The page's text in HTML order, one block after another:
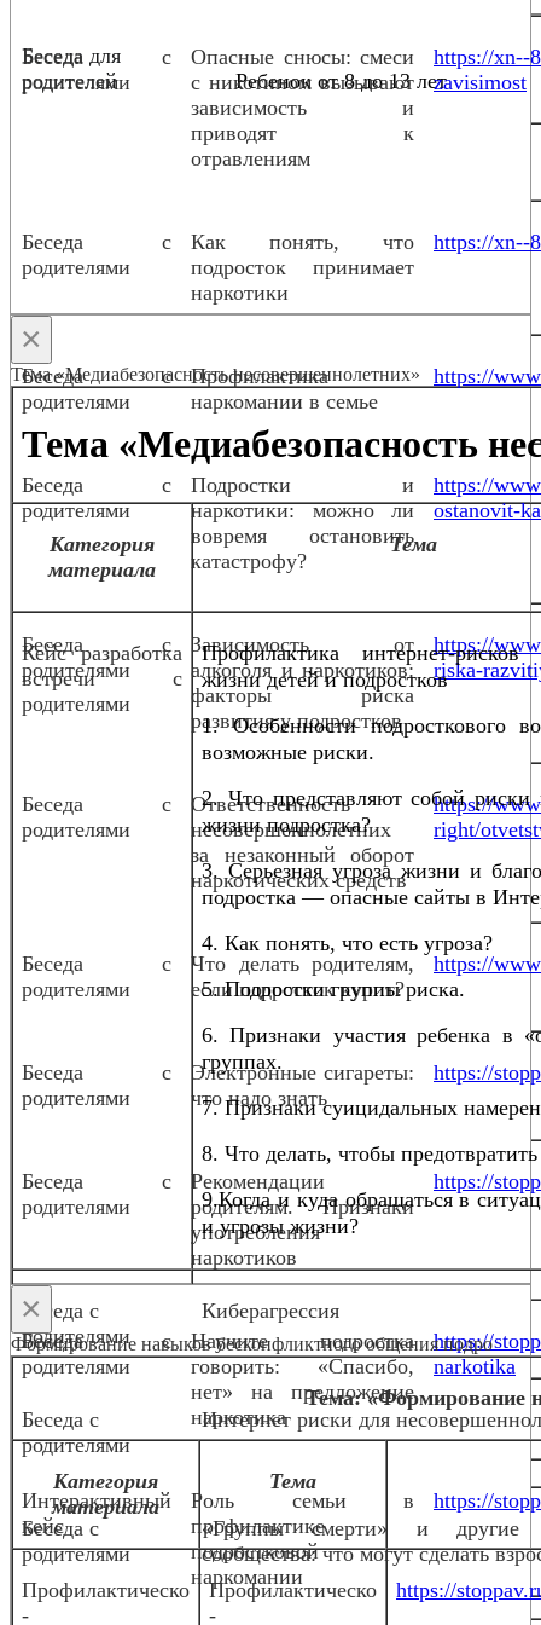
Беседа для
родителей
Ребенок от 8 до 13 лет
Беседа с
родителями
Опасные снюсы: смеси
с никотином вызывают
зависимость и
приводят к
отравлениям
https://xn--
zavisimost
Беседа с
родителями
Как понять, что
подросток принимает
наркотики
https://xn--
Беседа с
родителями
Профилактика
наркомании в семье
https://
Беседа с
родителями
Подростки и
наркотики: можно ли
вовремя остановить
катастрофу?
https://
ostanovit-
Беседа с
родителями
Зависимость от
алкоголя и наркотиков:
факторы риска
развития у подростков
https://
riska-
Беседа с
родителями
Ответственность
несовершеннолетних
за незаконный оборот
наркотических средств
https://
right/
Беседа с
родителями
Что делать родителям,
если подросток курит?
https://
Беседа с
родителями
Электронные сигареты:
что надо знать
https://
Беседа с
родителями
Рекомендации
родителям. Признаки
употребления
наркотиков
https://
Беседа с
родителями
Научите подростка
говорить: «Спасибо,
нет» на предложение
наркотика
https://
narkotika
Интерактивный
кейс
Роль семьи в
профилактике
подростковой
наркомании
https://
×
Тема «Медиабезопасность несовершеннолетних»
Тема «Медиабезопасность
Категория
материала
Тема
Кейс разработка
встречи с
родителями
Профилактика интернет-
жизни детей и подростков
1. Особенности подросткового
возможные риски.
2. Что представляют собой риски
жизни подростка?
3. Серьезная угроза жизни и
подростка — опасные сайты в
4. Как понять, что есть угроза?
5. Подростки группы риска.
6. Признаки участия ребенка в
группах.
7. Признаки суицидальных
8. Что делать, чтобы
9.Когда и куда обращаться в
и угрозы жизни?
Беседа с
родителями
Киберагрессия
Беседа с
родителями
Интернет риски для
Беседа с
родителями
«Группы смерти» и другие
сообщества: что могут сделать
×
Формирование навыков бесконфликтного общения подро
Тема: «Формирование
Категория
материала
Тема
Профилактическо
-
Профилактическо
-
https://